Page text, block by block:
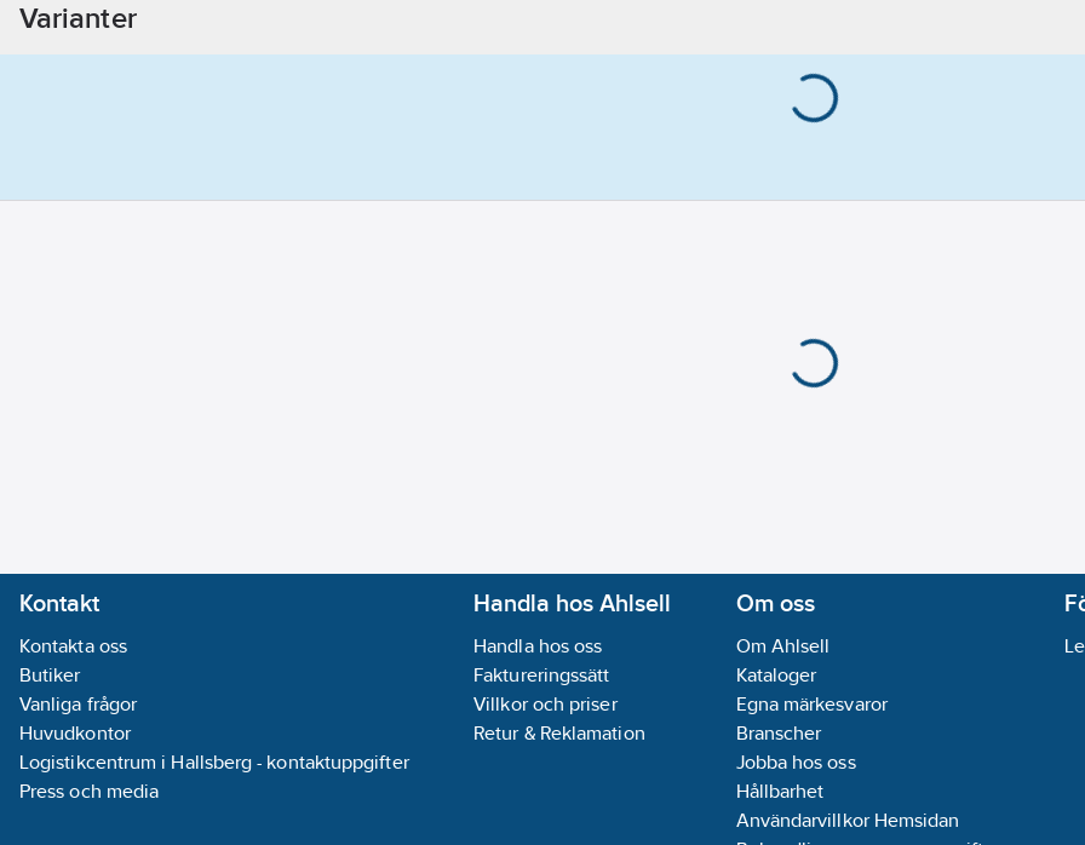
10,0mm² x 50 st
16,0mm² x 50 st
Varianter
Kontakt
Kontakta oss
Butiker
Vanliga frågor
Huvudkontor
Logistikcentrum i Hallsberg - kontaktuppgifter
Press och media
Handla hos Ahlsell
Handla hos oss
Faktureringssätt
Villkor och priser
Retur & Reklamation
Om oss
Om Ahlsell
Kataloger
Egna märkesvaror
Branscher
Jobba hos oss
Hållbarhet
Användarvillkor Hemsidan